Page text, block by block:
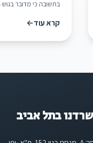
בתשובה כי מדובר בגוש
א. להתלונן על קיומו
קרא עוד←
בתל אביב